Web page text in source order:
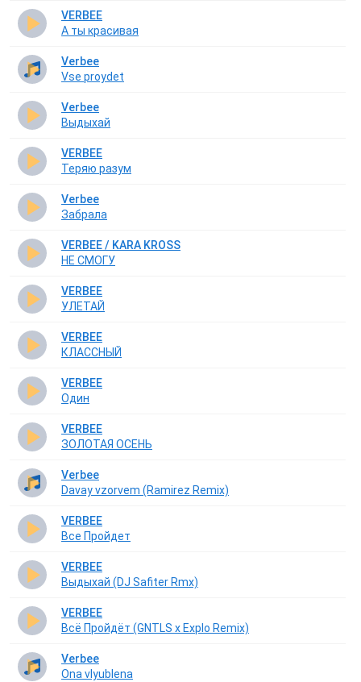
VERBEE
А ты красивая
Verbee
Vse proydet
Verbee
Выдыхай
VERBEE
Теряю разум
Verbee
Забрала
VERBEE / KARA KROSS
НЕ СМОГУ
VERBEE
УЛЕТАЙ
VERBEE
КЛАССНЫЙ
VERBEE
Один
VERBEE
ЗОЛОТАЯ ОСЕНЬ
Verbee
Davay vzorvem (Ramirez Remix)
VERBEE
Все Пройдет
VERBEE
Выдыхай (DJ Safiter Rmx)
VERBEE
Всё Пройдёт (GNTLS x Explo Remix)
Verbee
Ona vlyublena